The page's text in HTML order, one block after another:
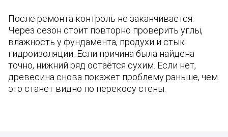
После ремонта контроль не заканчивается.
Через сезон стоит повторно проверить углы,
влажность у фундамента, продухи и стык
гидроизоляции. Если причина была найдена
точно, нижний ряд остаётся сухим. Если нет,
древесина снова покажет проблему раньше, чем
это станет видно по перекосу стены.